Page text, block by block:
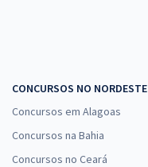
CONCURSOS NO NORDESTE
Concursos em Alagoas
Concursos na Bahia
Concursos no Ceará